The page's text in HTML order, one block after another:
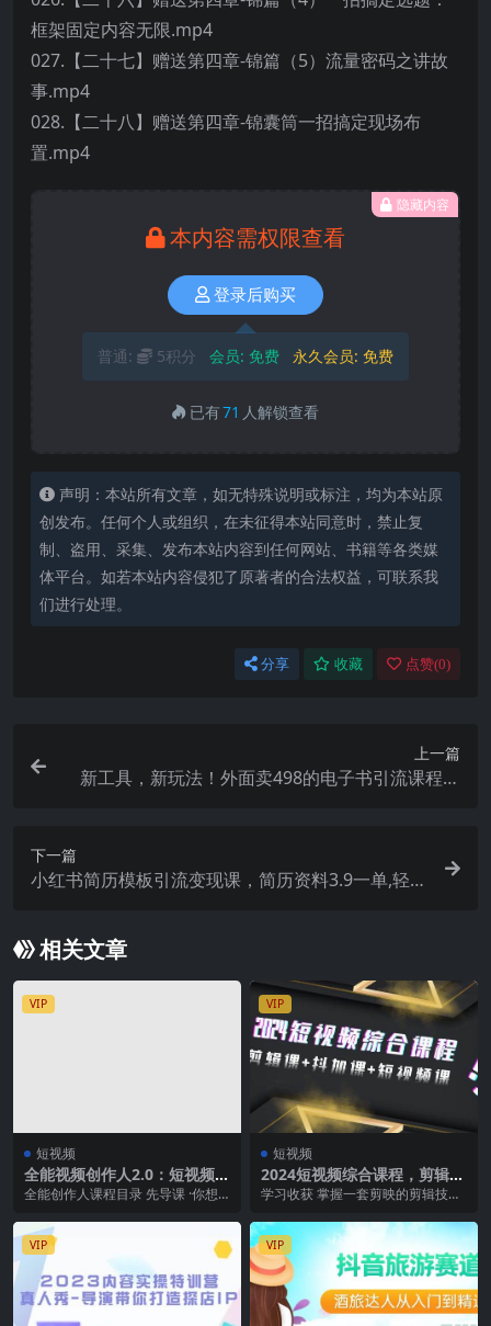
框架固定内容无限.mp4
027.【二十七】赠送第四章-锦篇（5）流量密码之讲故
事.mp4
028.【二十八】赠送第四章-锦囊筒一招搞定现场布
置.mp4
隐藏内容
本内容需权限查看
登录后购买
普通: 5积分 会员: 免费 永久会员: 免费
已有71 人解锁查看
声明：本站所有文章，如无特殊说明或标注，均为本站原
创发布。任何个人或组织，在未征得本站同意时，禁止复
制、盗用、采集、发布本站内容到任何网站、书籍等各类媒
体平台。如若本站内容侵犯了原著者的合法权益，可联系我
们进行处理。
分享 收藏 点赞(0)
上一篇
新工具，新玩法！外面卖498的电子书引流课程，
下一篇
小红书简历模板引流变现课，简历资料3.9一单,轻松
相关文章
VIP
短视频
全能视频创作人2.0：短视频拍
摄、剪辑、运营导演思维、IP
全能创作人课程目录 先导课 ·你想
维】板块 ·运...
VIP
短视频
2024短视频综合课程，剪辑课
+抖加课+短视频课（48节）
学习收获 掌握一套剪映的剪辑技巧
何制作高质量视...
VIP VIP